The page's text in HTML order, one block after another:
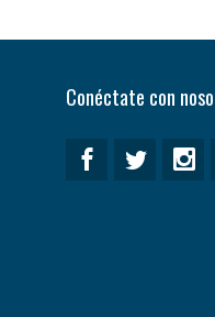
Conéctate con